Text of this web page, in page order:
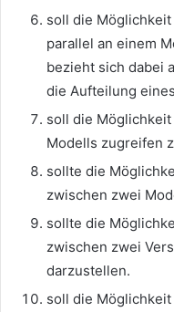
soll die
parallel an einem
bezieht sich dabei
die Aufteilung
soll die
Modells zugreifen
sollte die
zwischen zwei
sollte die
zwischen zwei
darzustellen.
soll die